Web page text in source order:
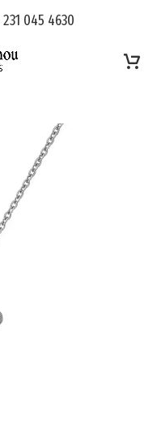
231 045 4630